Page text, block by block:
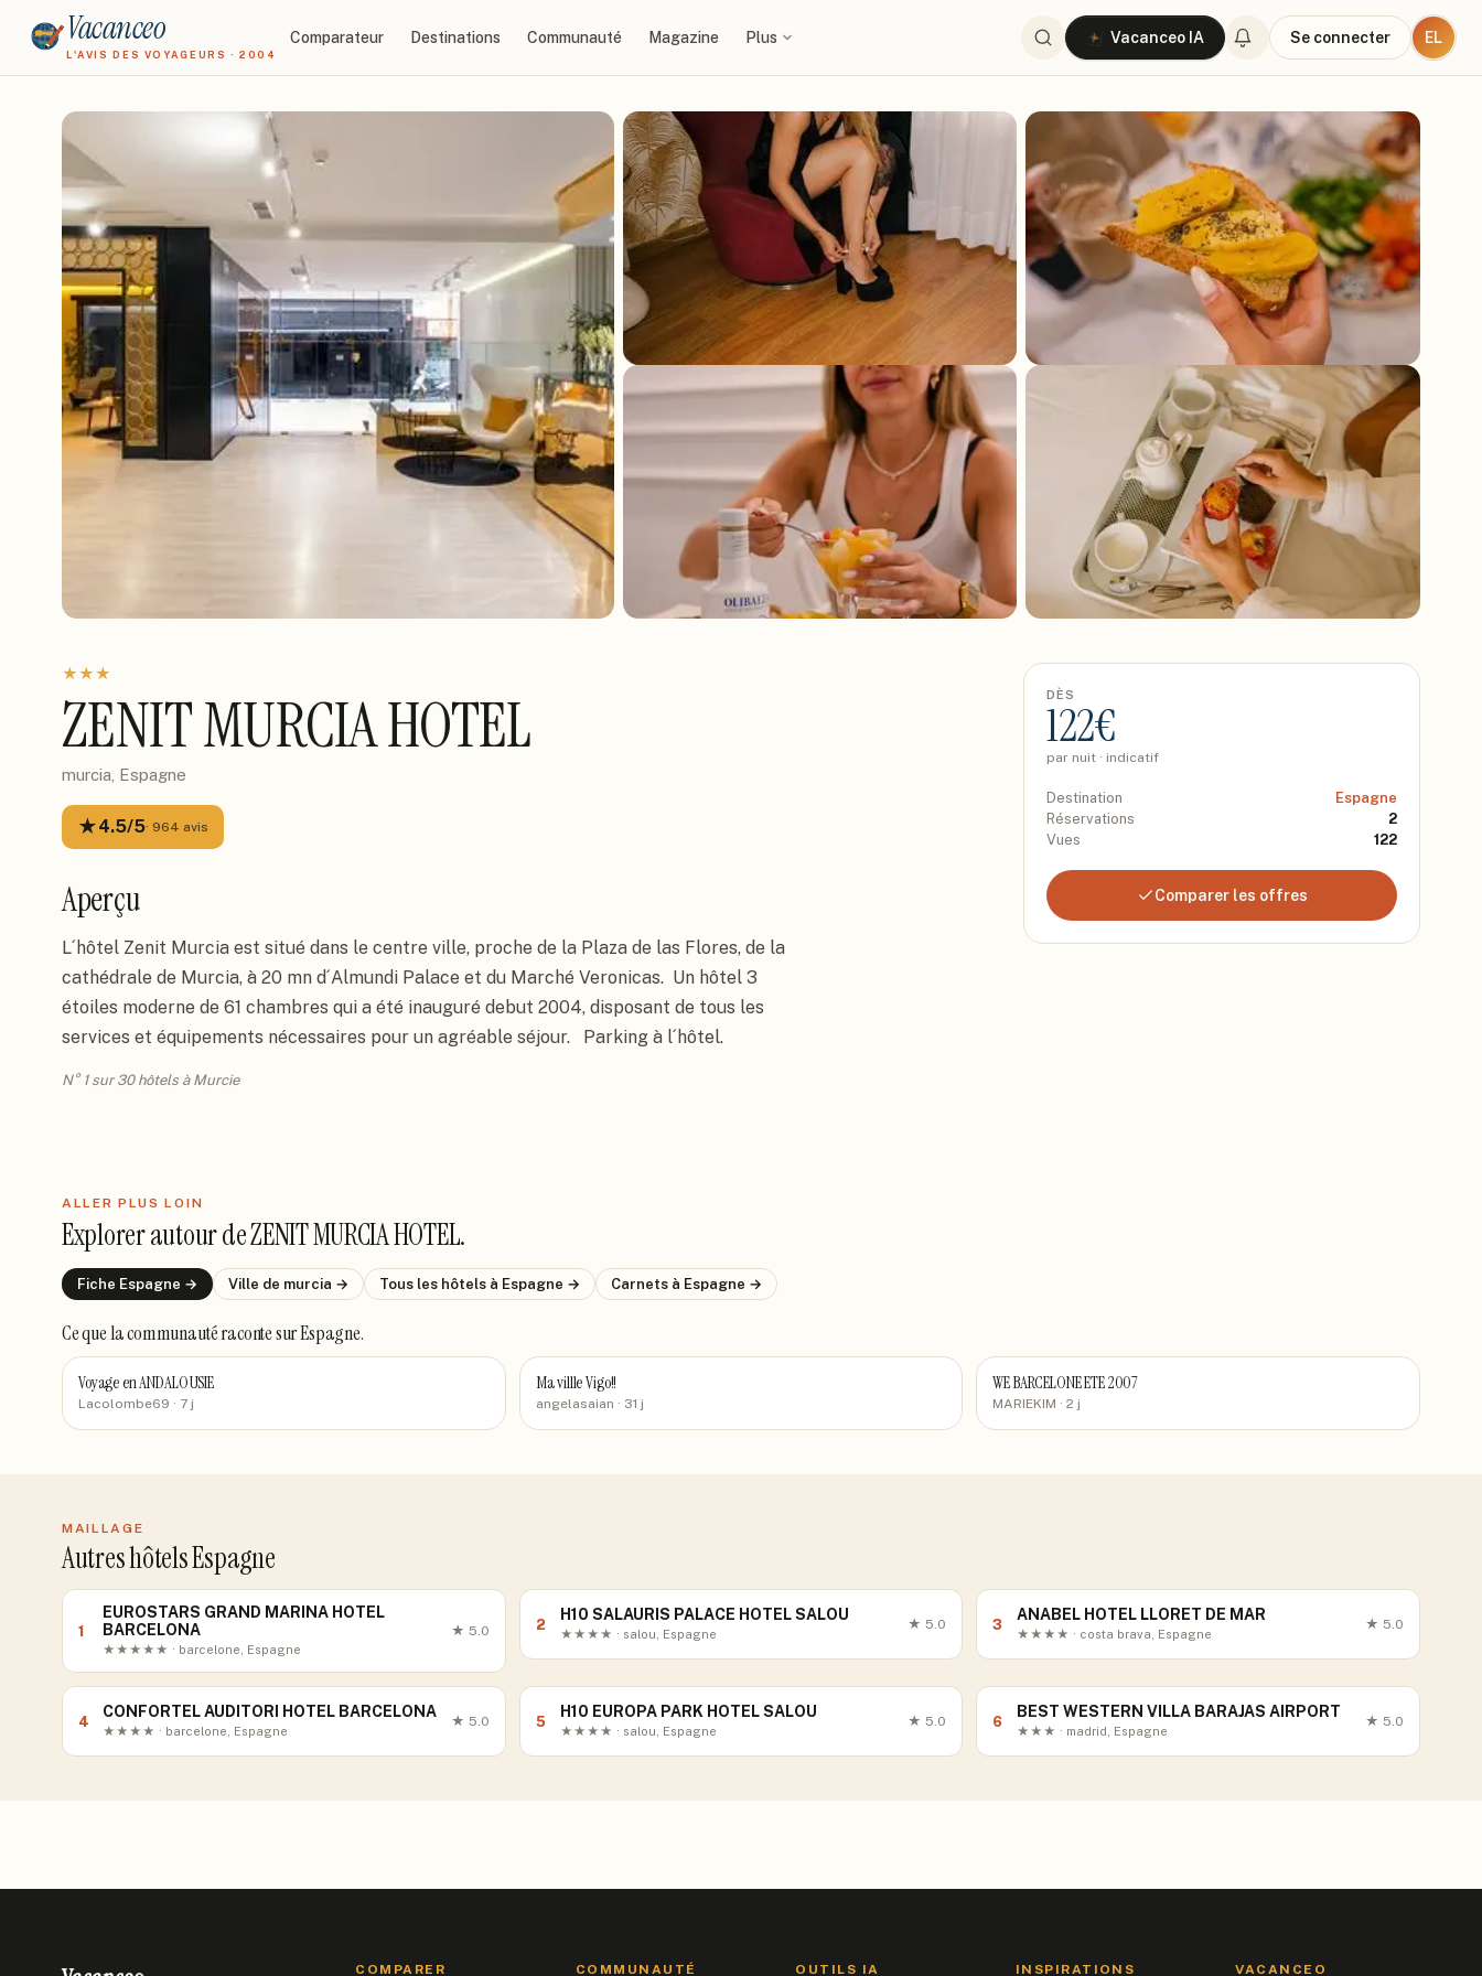
Vacanceo
L'AVIS DES VOYAGEURS · 2004
Comparateur Destinations Communauté Magazine Plus Vacanceo IA Se connecter EL
★★★
ZENIT MURCIA HOTEL
murcia, Espagne
★4.5/5· 964 avis
Aperçu
L´hôtel Zenit Murcia est situé dans le centre ville, proche de la Plaza de las Flores, de la
cathédrale de Murcia, à 20 mn d´Almundi Palace et du Marché Veronicas.  Un hôtel 3
étoiles moderne de 61 chambres qui a été inauguré debut 2004, disposant de tous les
services et équipements nécessaires pour un agréable séjour.   Parking à l´hôtel.
N° 1 sur 30 hôtels à Murcie
DÈS
122€
par nuit · indicatif
Destination
Espagne
Réservations
2
Vues
122
Comparer les offres
ALLER PLUS LOIN
Explorer autour deZENIT MURCIA HOTEL.
Fiche Espagne → Ville de murcia → Tous les hôtels à Espagne → Carnets à Espagne →
Ce que la communauté racontesur Espagne.
Voyage en ANDALOUSIE
Lacolombe69 · 7 j
Ma villle Vigo!!
angelasaian · 31 j
WE BARCELONE ETE 2007
MARIEKIM · 2 j
MAILLAGE
Autres hôtels Espagne
1
EUROSTARS GRAND MARINA HOTEL
BARCELONA
★★★★★ · barcelone, Espagne
★ 5.0 2
H10 SALAURIS PALACE HOTEL SALOU
★★★★ · salou, Espagne
★ 5.0 3
ANABEL HOTEL LLORET DE MAR
★★★★ · costa brava, Espagne
★ 5.0
4
CONFORTEL AUDITORI HOTEL BARCELONA
★★★★ · barcelone, Espagne
★ 5.0 5
H10 EUROPA PARK HOTEL SALOU
★★★★ · salou, Espagne
★ 5.0 6
BEST WESTERN VILLA BARAJAS AIRPORT
★★★ · madrid, Espagne
★ 5.0
COMPARER COMMUNAUTÉ OUTILS IA INSPIRATIONS VACANCEO